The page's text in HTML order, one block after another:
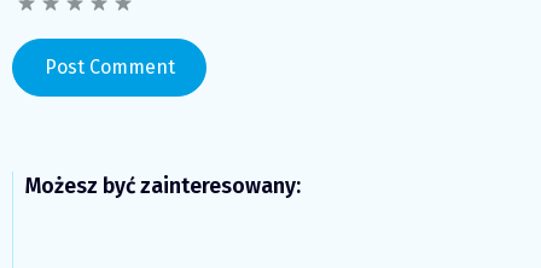
Możesz być zainteresowany: